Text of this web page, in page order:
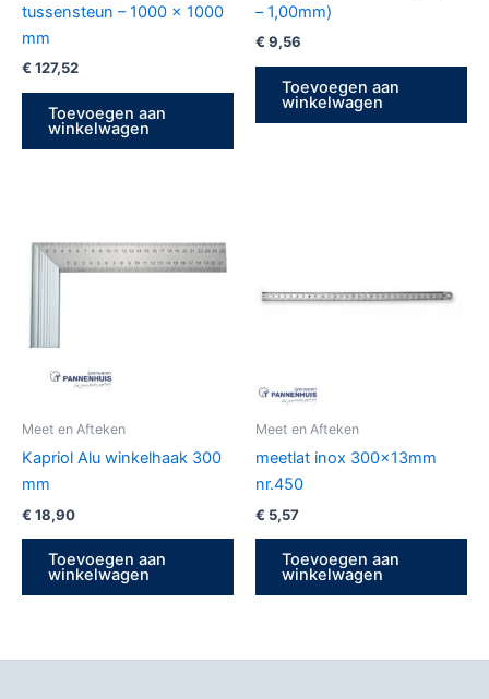
tussensteun – 1000 x 1000
mm
€ 127,52
Toevoegen aan
winkelwagen
– 1,00mm)
€ 9,56
Toevoegen aan
winkelwagen
Meet en Afteken
Kapriol Alu winkelhaak 300
mm
€ 18,90
Toevoegen aan
winkelwagen
Meet en Afteken
meetlat inox 300x13mm
nr.450
€ 5,57
Toevoegen aan
winkelwagen